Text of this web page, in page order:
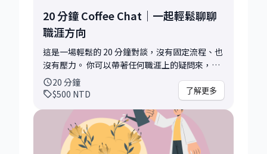
20 分鐘 Coffee Chat｜一起輕鬆聊聊
職涯方向
這是一場輕鬆的 20 分鐘對談，沒有固定流程、也
沒有壓力。 你可以帶著任何職涯上的疑問來，例
如轉職的猶豫、方向感不足、最近卡住的點，或
只是想找個人交換想法。 我會根據你的情況，分
享我自己走過的路、犯過的錯、以及後來找到的
方法。 20 分鐘的時間可能無法把所有問題都深入
拆解，但我希望它能成為一個探討的小小起點，
陪你從談話中找到一些可能性。
20 分鐘
$500 NTD 了解更多